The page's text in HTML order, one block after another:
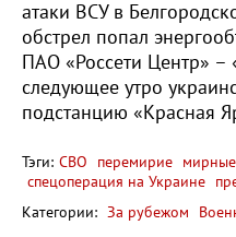
атаки ВСУ в
обстрел попал
ПАО «Россети Центр» –
следующее утро
подстанцию «Красная
Тэги: СВО перемирие
спецоперация на Украине
Категории: За рубежом